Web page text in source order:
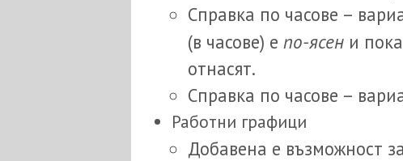
Справка по часове –
(в часове) е по-ясен и
отнасят.
Справка по часове –
Работни графици
Добавена е възможност за